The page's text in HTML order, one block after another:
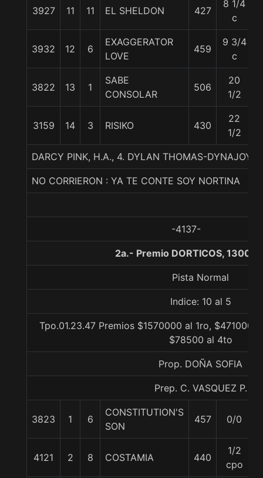
3927 11 11 EL SHELDON 427
8 1/4
c
3932 12 6
EXAGGERATOR
LOVE
459
9 3/4
c
3822 13 1
SABE
CONSOLAR
506
20
1/2
3159 14 3 RISIKO 430
22
1/2
DARCY PINK, H.A., 4. DYLAN THOMAS-DYNAJOY-
NO CORRIERON : YA TE CONTE SOY NORTINA
-4137-
2a.- Premio DORTICOS, 1300
Pista Normal
Indice: 10 al 5
Tpo.01.23.47 Premios $1570000 al 1ro, $471000
$78500 al 4to
Prop. DOÑA SOFIA
Prep. C. VASQUEZ P.
3823 1 6
CONSTITUTION'S
SON
457 0/0
4121 2 8 COSTAMIA 440
1/2
cpo